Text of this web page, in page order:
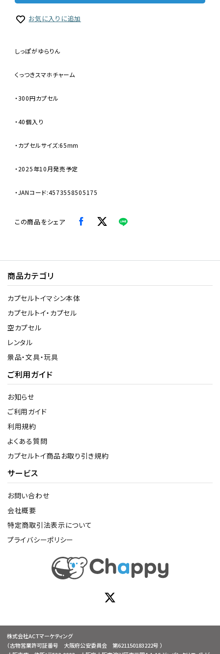
お気に入りに追加
しっぽがゆらりん
くっつきスマホチャーム
・300円カプセル
・40個入り
・カプセルサイズ:65mm
・2025年10月発売予定
・JANコード:4573558505175
この商品をシェア
商品カテゴリ
カプセルトイマシン本体
カプセルトイ・カプセル
空カプセル
レンタル
景品・文具・玩具
ご利用ガイド
お知らせ
ご利用ガイド
利用規約
よくある質問
カプセルトイ商品お取り引き規約
サービス
お問い合わせ
会社概要
特定商取引法表示について
プライバシーポリシー
株式会社ACTマーケティング
（古物営業許可証番号 大阪府公安委員会 第621150183222号 ）